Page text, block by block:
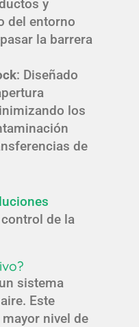
y
del entorno
la barrera
: Diseñado
los
de
de la
sistema
Este
nivel de